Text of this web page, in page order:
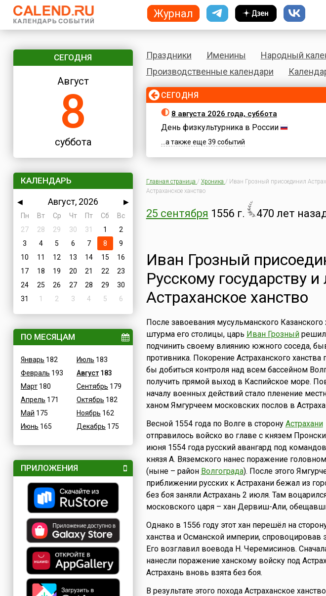
СЕГОДНЯ
Август
8
суббота
КАЛЕНДАРЬ
◀ Август, 2026
▶
Пн
Вт Ср Чт Пт Сб
Вс
27
28 29 30 31 1
2
3
4 5 6 7 8
9
10
11 12 13 14 15
16
17
18 19 20 21 22
23
24
25 26 27 28 29
30
31
1 2 3 4 5 6
ПО МЕСЯЦАМ
Январь 182
Февраль 193
Март180
Апрель 171
Май 175
Июнь 165
Июль 183
Август183
Сентябрь 179
Октябрь 182
Ноябрь 162
Декабрь 175
ПРИЛОЖЕНИЯ
Праздники Именины Народный
Производственные календари
СЕГОДНЯ
8 августа 2026 года, суббота
День физкультурника в России
...а также еще 39 событий
Главная страница / Хроника / Иван Грозный присоединил
Астраханское ханство
25 сентября 1556 г. 470 лет
Иван Грозный
Русскому государству
Астраханское ханство
После завоевания мусульманского Казанского
штурма его столицы, царь Иван Грозныйрешил
подчинить своему влиянию южного соседа,
противника. Покорение Астраханского ханства
бы добиться контроля над всем бассейном
получить прямой выход в Каспийское море.
началу военных действий стало пленение
ханом Ямгурчеем московских послов в
Весной 1554 года по Волге в сторону Астрахани
отправилось войско во главе с князем
июня 1554 года русский авангард под
князя А. Вяземского нанес поражение
(ныне – район Волгограда). После этого
приближении русских к Астрахани бежал из
без боя заняли Астрахань 2 июля. Там
московского царя – хан Дервиш-Али,
Однако в 1556 году этот хан перешёл на
ханства и Османской империи, спровоцировав
Его возглавил воевода Н. Черемисинов.
нанесли поражение ханскому войску под
Астрахань вновь взята без боя.
В результате этого похода Астраханское
Журнал